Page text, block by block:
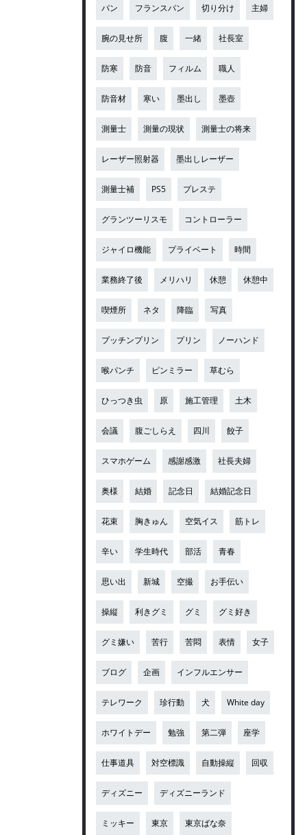
パン フランスパン 切り分け 主婦
腕の見せ所 腹 一緒 社長室
防寒 防音 フィルム 職人
防音材 寒い 墨出し 墨壺
測量士 測量の現状 測量士の将来
レーザー照射器 墨出しレーザー
測量士補 PS5 プレステ
グランツーリスモ コントローラー
ジャイロ機能 プライベート 時間
業務終了後 メリハリ 休憩 休憩中
喫煙所 ネタ 降臨 写真
プッチンプリン プリン ノーハンド
喉パンチ ピンミラー 草むら
ひっつき虫 原 施工管理 土木
会議 腹ごしらえ 四川 餃子
スマホゲーム 感謝感激 社長夫婦
奥様 結婚 記念日 結婚記念日
花束 胸きゅん 空気イス 筋トレ
辛い 学生時代 部活 青春
思い出 新城 空撮 お手伝い
操縦 利きグミ グミ グミ好き
グミ嫌い 苦行 苦悶 表情 女子
ブログ 企画 インフルエンサー
テレワーク 珍行動 犬 White day
ホワイトデー 勉強 第二弾 座学
仕事道具 対空標識 自動操縦 回収
ディズニー ディズニーランド
ミッキー 東京 東京ばな奈